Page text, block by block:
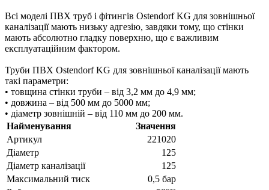
Всі моделі ПВХ труб і фітингів Ostendorf KG для зовнішньої
каналізації мають низьку адгезію, завдяки тому, що стінки
мають абсолютно гладку поверхню, що є важливим
експлуатаційним фактором.
Труби ПВХ Ostendorf KG для зовнішньої каналізації мають
такі параметри:
• товщина стінки труби – від 3,2 мм до 4,9 мм;
• довжина – від 500 мм до 5000 мм;
• діаметр зовнішній – від 110 мм до 200 мм.
Найменування
Значення
Артикул
221020
Діаметр
125
Діаметр каналізації
125
Максимальний тиск
0,5 бар